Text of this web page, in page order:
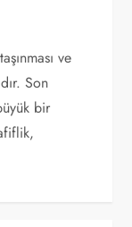
ve
Son
bir